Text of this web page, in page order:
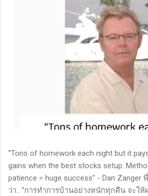
“Tons of homework each night but it
gains when the best stocks setup.
patience = huge success” - Dan
ว่า.. “การทำการบ้านอย่างหนักทุกคืน จะใ